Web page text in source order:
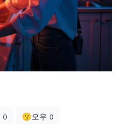
0 😗오우 0